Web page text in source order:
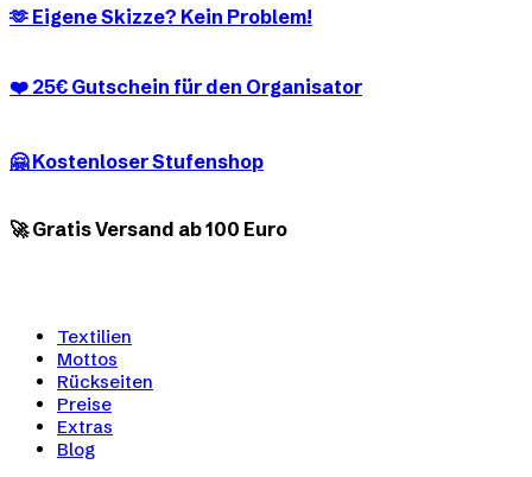
🫶 Eigene Skizze? Kein Problem!
❤️ 25€ Gutschein für den Organisator
🤗 Kostenloser Stufenshop
🚀 Gratis Versand ab 100 Euro
Textilien
Mottos
Rückseiten
Preise
Extras
Blog